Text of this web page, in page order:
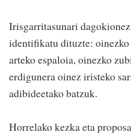
Irisgarritasunari
identifikatu dituzte:
arteko espaloia, oinezko
erdigunera oinez iristeko
adibideetako batzuk.
Horrelako kezka eta